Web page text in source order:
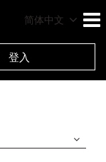
简体中文
登入